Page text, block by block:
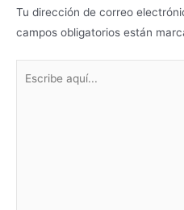
Tu dirección de correo
campos obligatorios están